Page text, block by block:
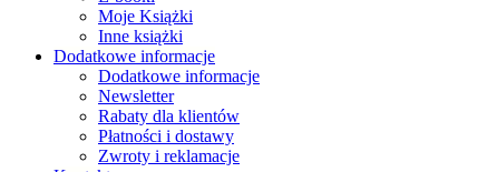
Moje Książki
Inne książki
Dodatkowe informacje
Dodatkowe informacje
Newsletter
Rabaty dla klientów
Płatności i dostawy
Zwroty i reklamacje